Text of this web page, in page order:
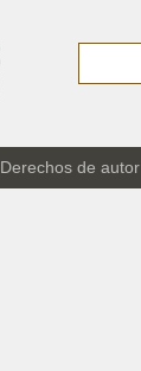
Derechos de autor